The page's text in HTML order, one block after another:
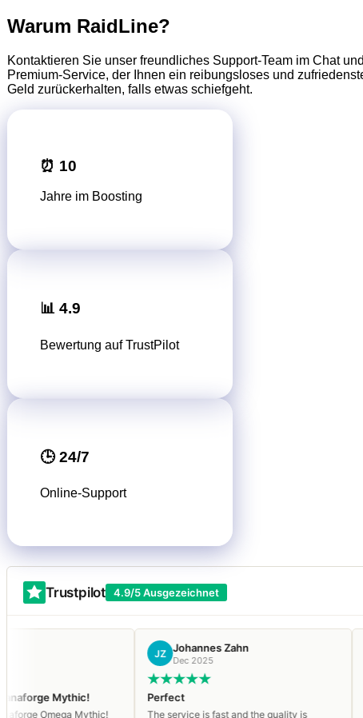
Warum RaidLine?
Kontaktieren Sie unser freundliches Support-Team im Chat
Premium-Service, der Ihnen ein reibungsloses und
Geld zurückerhalten, falls etwas schiefgeht.
⏰ 10
Jahre im Boosting
📊 4.9
Bewertung auf TrustPilot
🕒 24/7
Online-Support
Trustpilot 4.9/5 Ausgezeichnet
Johannes Zahn
Perfect
The service is fast and the quality is
Really great
Really great